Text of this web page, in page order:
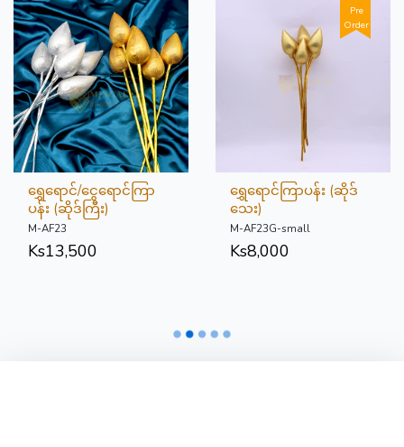
ရွှေရောင်/ငွေရောင်ကြာ
ပန်း (ဆိုဒ်ကြီး)
M-AF23
Ks13,500
Pre
Order
ရွှေရောင်ကြာပန်း (ဆိုဒ်
သေး)
M-AF23G-small
Ks8,000